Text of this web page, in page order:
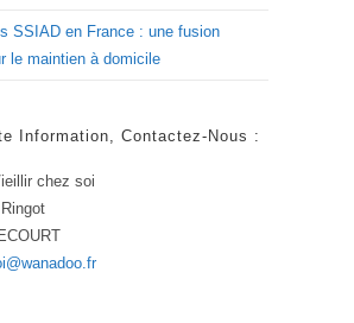
SSIAD en France : une fusion
le maintien à domicile
Information, Contactez-Nous :
chez soi